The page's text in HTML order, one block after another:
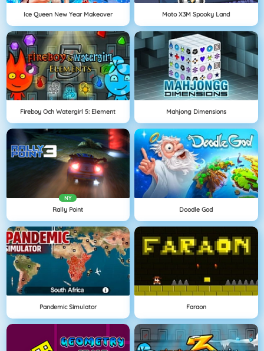
Ice Queen New Year Makeover Moto X3M Spooky Land
Fireboy Och Watergirl 5: Element Mahjong Dimensions
NY
Rally Point Doodle God
Pandemic Simulator Faraon